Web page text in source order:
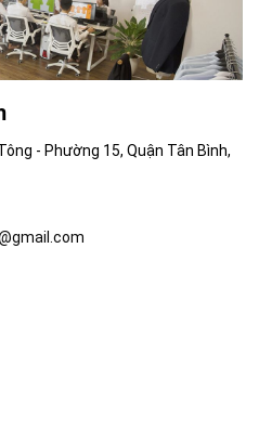
- Phường 15, Quận Tân Bình,